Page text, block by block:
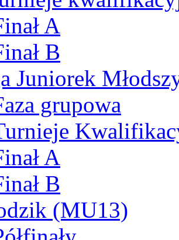
A
B
Juniorek
grupowa
A
B
(MU13)